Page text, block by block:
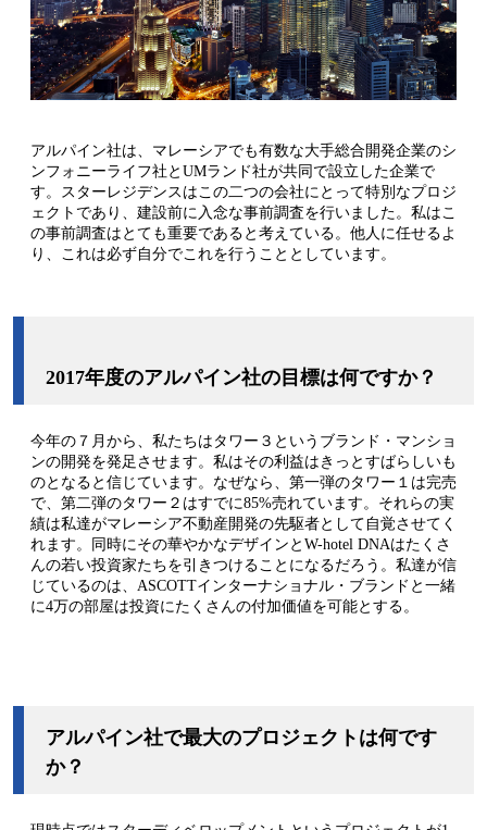
アルパイン社は、マレーシアでも有数な大手総合開発企業のシ
ンフォニーライフ社とUMランド社が共同で設立した企業で
す。スターレジデンスはこの二つの会社にとって特別なプロジ
ェクトであり、建設前に入念な事前調査を行いました。私はこ
の事前調査はとても重要であると考えている。他人に任せるよ
り、これは必ず自分でこれを行うこととしています。
2017年度のアルパイン社の目標は何ですか？
今年の７月から、私たちはタワー３というブランド・マンショ
ンの開発を発足させます。私はその利益はきっとすばらしいも
のとなると信じています。なぜなら、第一弾のタワー１は完売
で、第二弾のタワー２はすでに85%売れています。それらの実
績は私達がマレーシア不動産開発の先駆者として自覚させてく
れます。同時にその華やかなデザインとW-hotel DNAはたくさ
んの若い投資家たちを引きつけることになるだろう。私達が信
じているのは、ASCOTTインターナショナル・ブランドと一緒
に4万の部屋は投資にたくさんの付加価値を可能とする。
アルパイン社で最大のプロジェクトは何です
か？